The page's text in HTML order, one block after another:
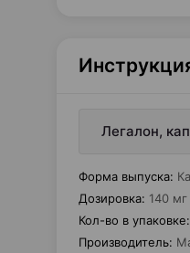
Легалон,
Форма выпуска:
Дозировка: 140 мг
Кол-во в упаковке:
Производитель: